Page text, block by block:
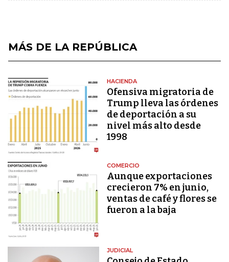
MÁS DE LA REPÚBLICA
HACIENDA
Ofensiva migratoria de
Trump lleva las órdenes
de deportación a su
nivel más alto desde
1998
COMERCIO
Aunque exportaciones
crecieron 7% en junio,
ventas de café y flores se
fueron a la baja
JUDICIAL